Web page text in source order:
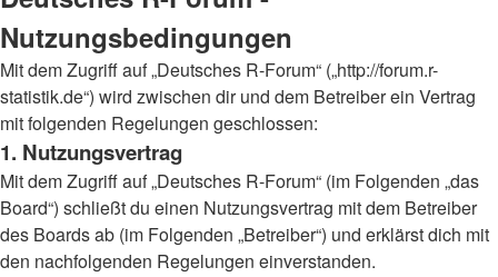
Nutzungsbedingungen
Mit dem Zugriff auf „Deutsches R-Forum“ („http://forum.r-
statistik.de“) wird zwischen dir und dem Betreiber ein Vertrag
mit folgenden Regelungen geschlossen:
1. Nutzungsvertrag
Mit dem Zugriff auf „Deutsches R-Forum“ (im Folgenden „das
Board“) schließt du einen Nutzungsvertrag mit dem Betreiber
des Boards ab (im Folgenden „Betreiber“) und erklärst dich mit
den nachfolgenden Regelungen einverstanden.